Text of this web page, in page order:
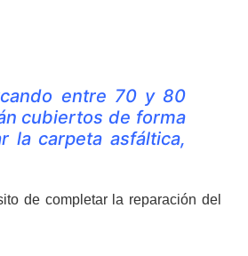
entre 70 y 80
cubiertos de forma
la carpeta asfáltica,
de completar la reparación del